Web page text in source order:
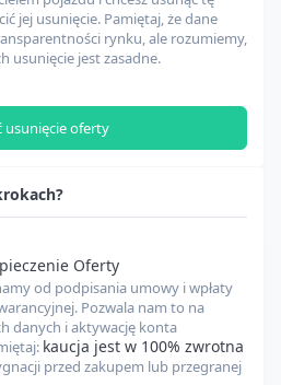
USD
USD PLN
EUR PLN
jej usunięcie. Pamiętaj, że dane
rynku, ale rozumiemy,
usunięcie jest zasadne.
usunięcie oferty
Oferty
od podpisania umowy i wpłaty
Pozwala nam to na
danych i aktywację konta
kaucja jest w 100% zwrotna
przed zakupem lub przegranej